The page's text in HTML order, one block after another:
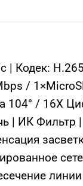
Кодек:
/
/ 16X
| ИК Фильтр